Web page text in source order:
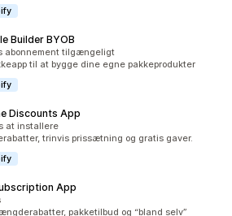
Builder BYOB
alt
abonnement tilgængeligt
til at bygge dine egne pakkeprodukter
Discounts App
alt
at installere
trinvis prissætning og gratis gaver.
App
pakketilbud og “bland selv”